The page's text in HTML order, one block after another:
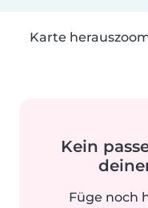
Karte
Kein
Füge noch